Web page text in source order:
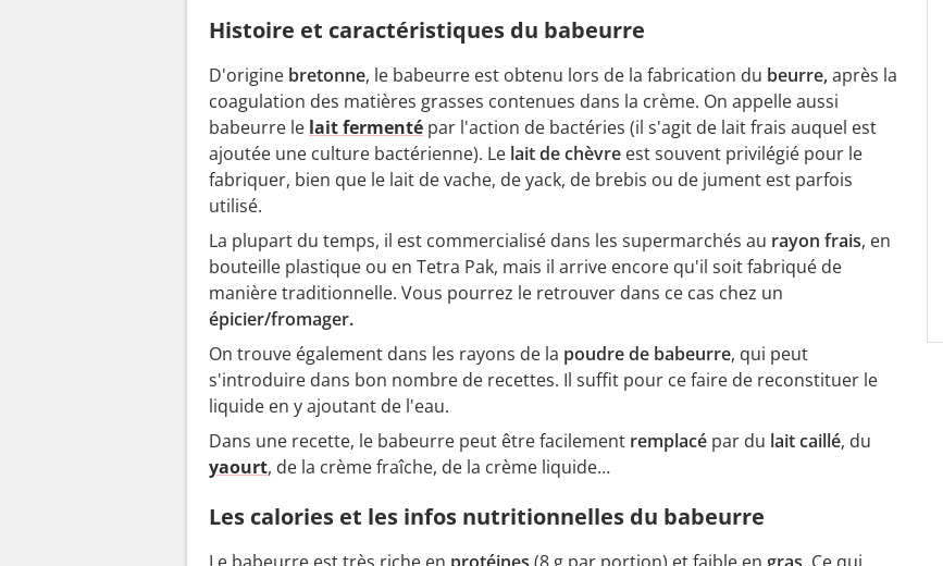
Histoire et caractéristiques du babeurre
D'origine bretonne, le babeurre est obtenu lors de la fabrication du beurre,après la
coagulation des matières grasses contenues dans la crème. On appelle aussi
babeurre le lait fermenté par l'action de bactéries (il s'agit de lait frais auquel est
ajoutée une culture bactérienne). Le lait de chèvre est souvent privilégié pour le
fabriquer, bien que le lait de vache, de yack, de brebis ou de jument est parfois
utilisé.
La plupart du temps, il est commercialisé dans les supermarchés au rayon frais, en
bouteille plastique ou en Tetra Pak, mais il arrive encore qu'il soit fabriqué de
manière traditionnelle. Vous pourrez le retrouver dans ce cas chez un
épicier/fromager.
On trouve également dans les rayons de la poudre de babeurre, qui peut
s'introduire dans bon nombre de recettes. Il suffit pour ce faire de reconstituer le
liquide en y ajoutant de l'eau.
Dans une recette, le babeurre peut être facilement remplacé par du lait caillé, du
yaourt, de la crème fraîche, de la crème liquide…
Les calories et les infos nutritionnelles du babeurre